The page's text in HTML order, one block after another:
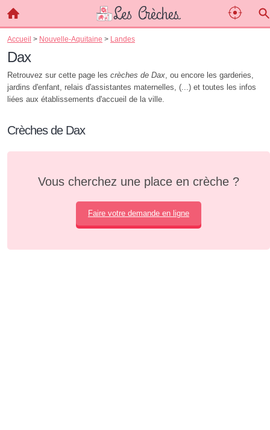
Accueil > Nouvelle-Aquitaine > Landes
Dax
Retrouvez sur cette page les crèches de Dax, ou encore les garderies,
jardins d'enfant, relais d'assistantes maternelles, (...) et toutes les infos
liées aux établissements d'accueil de la ville.
Crèches de Dax
Vous cherchez une place en crèche ?
Faire votre demande en ligne